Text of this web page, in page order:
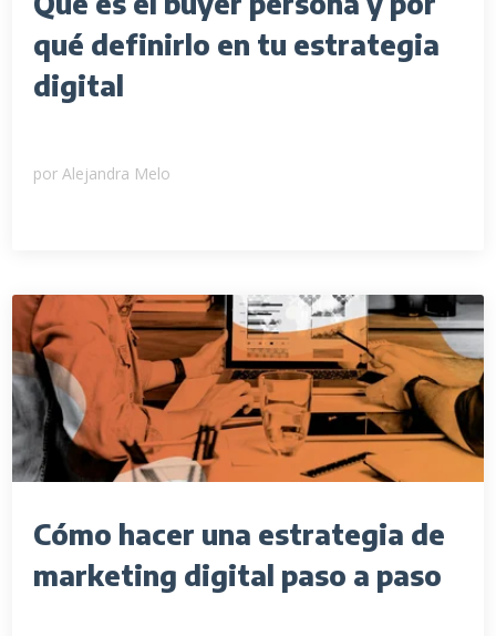
qué definirlo en tu estrategia
digital
porAlejandra Melo
Cómo hacer una estrategia de
marketing digital paso a paso